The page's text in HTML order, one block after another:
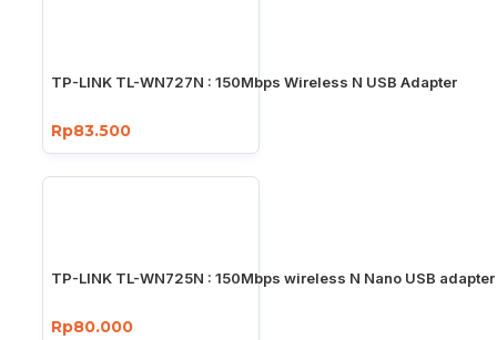
TP-LINK TL-WN727N : 150Mbps Wireless N USB Adapter
Rp83.500
TP-LINK TL-WN725N : 150Mbps wireless N Nano USB adapter
Rp80.000